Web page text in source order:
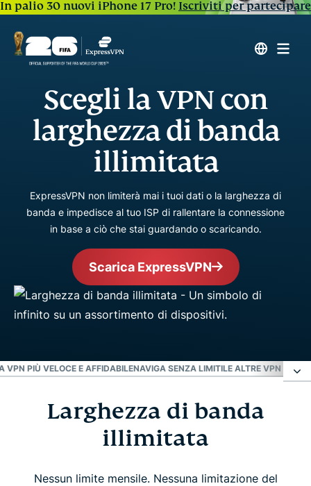
In palio 30 nuovi iPhone 17 Pro! Iscriviti per partecipare
Scegli la VPN con
larghezza di banda
illimitata
ExpressVPN non limiterà mai i tuoi dati o la larghezza di
banda e impedisce al tuo ISP di rallentare la connessione
in base a ciò che stai guardando o scaricando.
Scarica ExpressVPN
VPN PIÙ VELOCE E AFFIDABILENAVIGA SENZA LIMITILE ALTRE VPN TI
Larghezza di banda illimitata
Scarica tutto ciò che desideri
Larghezza di banda
illimitata
Nessun limite mensile. Nessuna limitazione del